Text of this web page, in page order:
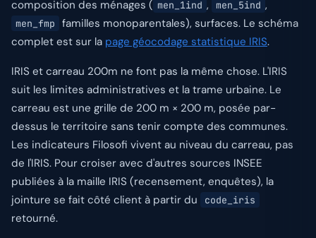
composition des ménages ( men_1ind , men_5ind ,
men_fmp
familles monoparentales), surfaces. Le schéma
complet est sur la page géocodage statistique IRIS.
IRIS et carreau 200m ne font pas la même chose. L'IRIS
suit les limites administratives et la trame urbaine. Le
carreau est une grille de 200 m × 200 m, posée par-
dessus le territoire sans tenir compte des communes.
Les indicateurs Filosofi vivent au niveau du carreau, pas
de l'IRIS. Pour croiser avec d'autres sources INSEE
publiées à la maille IRIS (recensement, enquêtes), la
jointure se fait côté client à partir du
code_iris
retourné.